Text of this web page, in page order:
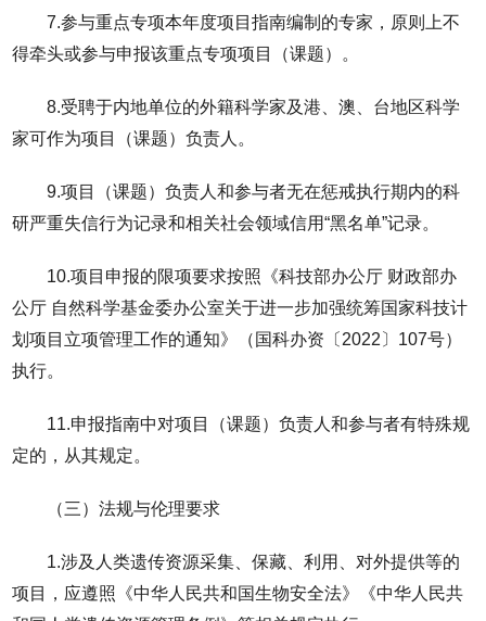
7.参与重点专项本年度项目指南编制的专家，原则上不
得牵头或参与申报该重点专项项目（课题）。
8.受聘于内地单位的外籍科学家及港、澳、台地区科学
家可作为项目（课题）负责人。
9.项目（课题）负责人和参与者无在惩戒执行期内的科
研严重失信行为记录和相关社会领域信用“黑名单”记录。
10.项目申报的限项要求按照《科技部办公厅 财政部办
公厅 自然科学基金委办公室关于进一步加强统筹国家科技计
划项目立项管理工作的通知》（国科办资〔2022〕107号）
执行。
11.申报指南中对项目（课题）负责人和参与者有特殊规
定的，从其规定。
（三）法规与伦理要求
1.涉及人类遗传资源采集、保藏、利用、对外提供等的
项目，应遵照《中华人民共和国生物安全法》《中华人民共